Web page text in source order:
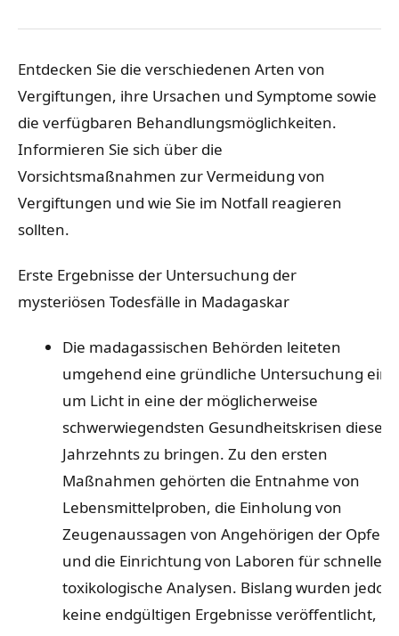
Entdecken Sie die verschiedenen Arten von
Vergiftungen, ihre Ursachen und Symptome sowie
die verfügbaren Behandlungsmöglichkeiten.
Informieren Sie sich über die
Vorsichtsmaßnahmen zur Vermeidung von
Vergiftungen und wie Sie im Notfall reagieren
sollten.
Erste Ergebnisse der Untersuchung der
mysteriösen Todesfälle in Madagaskar
Die madagassischen Behörden leiteten
umgehend eine gründliche Untersuchung ein,
um Licht in eine der möglicherweise
schwerwiegendsten Gesundheitskrisen dieses
Jahrzehnts zu bringen. Zu den ersten
Maßnahmen gehörten die Entnahme von
Lebensmittelproben, die Einholung von
Zeugenaussagen von Angehörigen der Opfer
und die Einrichtung von Laboren für schnelle
toxikologische Analysen. Bislang wurden
keine endgültigen Ergebnisse veröffentlicht,